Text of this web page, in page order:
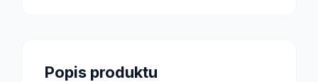
Popis produktu